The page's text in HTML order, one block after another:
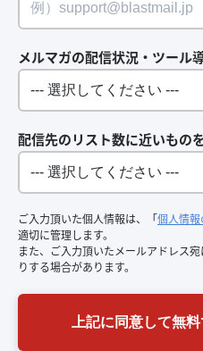
メルマガの配信状況・ツール
配信先のリスト数に近いもの
ご入力頂いた個人情報は、「 個人情報
適切に管理します。
また、ご入力頂いたメールアドレス
りする場合があります。